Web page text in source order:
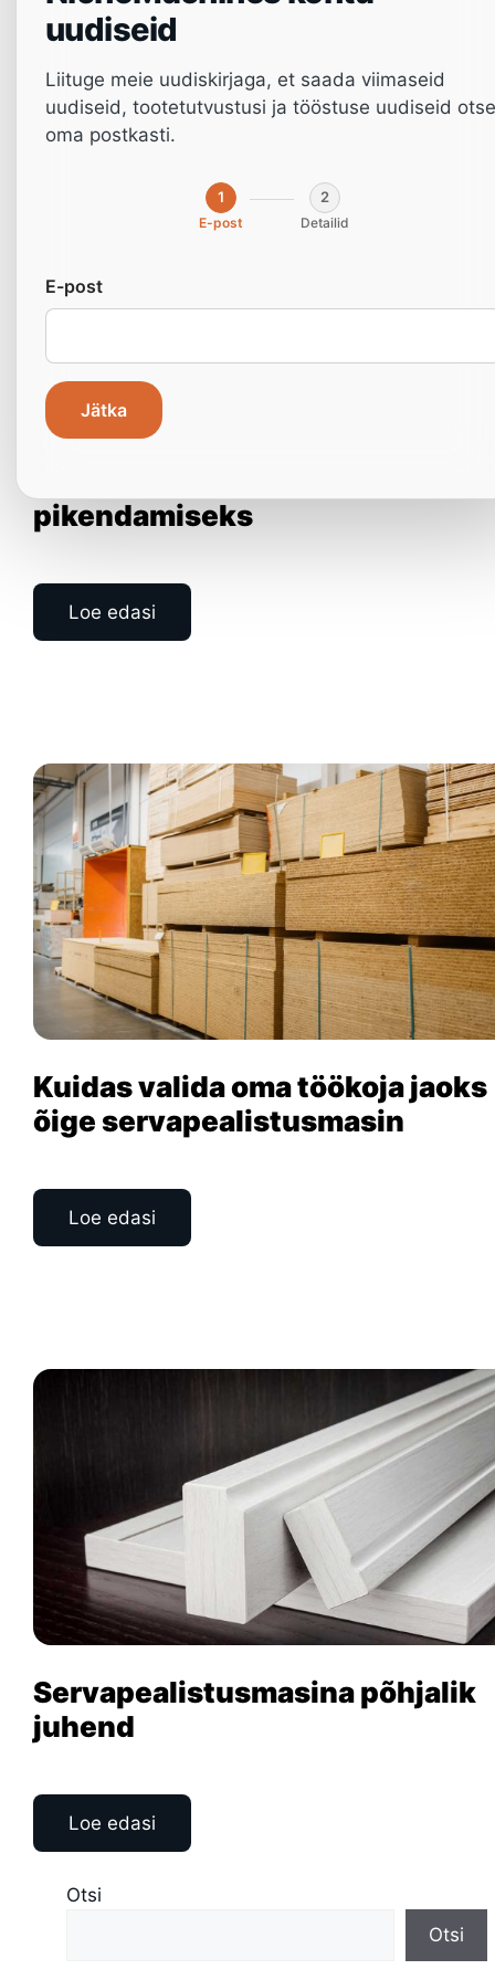
Hooldusnäpunäited
pikendamiseks
Loe edasi
Kuidas valida oma töökoja jaoks
õige servapealistusmasin
Loe edasi
Servapealistusmasina põhjalik
juhend
Loe edasi
Otsi
Otsi
uudiseid
Liituge meie uudiskirjaga, et saada viimaseid
uudiseid, tootetutvustusi ja tööstuse uudiseid otse
oma postkasti.
1
E-post
2
Detailid
E-post
Jätka